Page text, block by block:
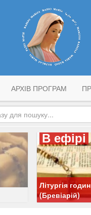
АРХІВ ПРОГРАМ
В ефірі
Літургія годин
(Бревіарій)